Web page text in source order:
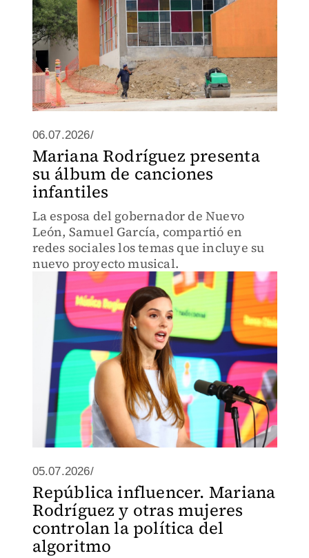
06.07.2026/
Mariana Rodríguez presenta
su álbum de canciones
infantiles
La esposa del gobernador de Nuevo
León, Samuel García, compartió en
redes sociales los temas que incluye su
nuevo proyecto musical.
05.07.2026/
República influencer. Mariana
Rodríguez y otras mujeres
controlan la política del
algoritmo